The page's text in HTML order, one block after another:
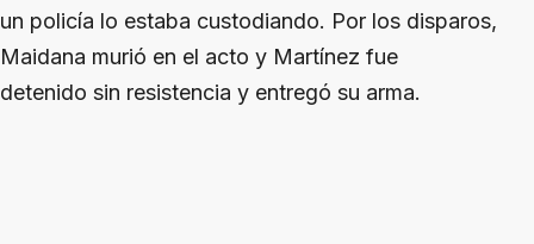
un policía lo estaba custodiando. Por los disparos,
Maidana murió en el acto y Martínez fue
detenido sin resistencia y entregó su arma.